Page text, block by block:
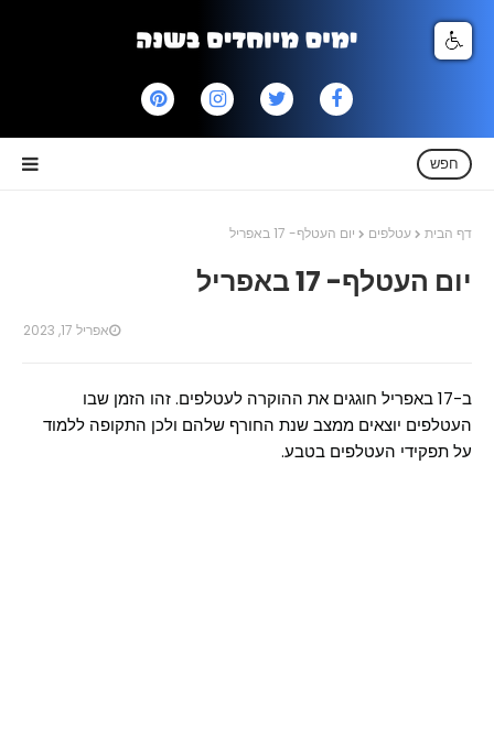
חפש
דף הבית עטלפים יום העטלף- 17 באפריל
יום העטלף- 17 באפריל
אפריל 17, 2023
ב-17 באפריל חוגגים את ההוקרה לעטלפים. זהו הזמן שבו
העטלפים יוצאים ממצב שנת החורף שלהם ולכן התקופה ללמוד
על תפקידי העטלפים בטבע.